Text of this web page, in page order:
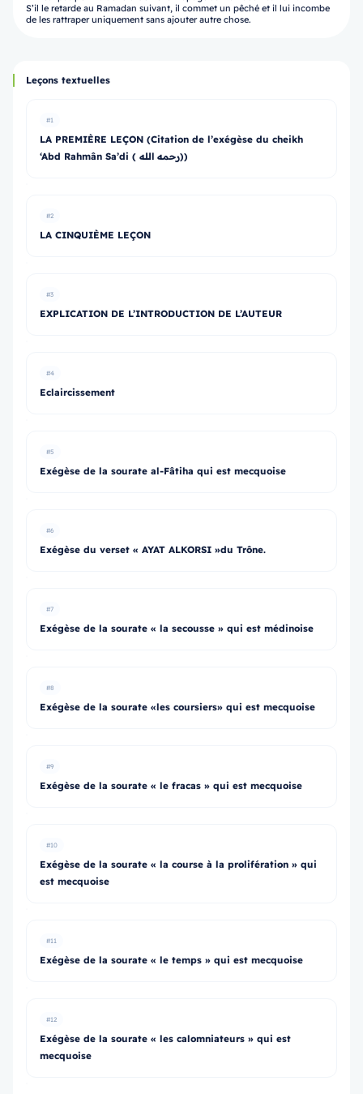
S’il le retarde au Ramadan suivant, il commet un pêché et il lui incombe
de les rattraper uniquement sans ajouter autre chose.
Leçons textuelles
#1
LA PREMIÈRE LEÇON (Citation de l’exégèse du cheikh
‘Abd Rahmân Sa’di ( رحمه الله))
#2
LA CINQUIÈME LEÇON
#3
EXPLICATION DE L’INTRODUCTION DE L’AUTEUR
#4
Eclaircissement
#5
Exégèse de la sourate al-Fâtiha qui est mecquoise
#6
Exégèse du verset « AYAT ALKORSI »du Trône.
#7
Exégèse de la sourate « la secousse » qui est médinoise
#8
Exégèse de la sourate «les coursiers» qui est mecquoise
#9
Exégèse de la sourate « le fracas » qui est mecquoise
#10
Exégèse de la sourate « la course à la prolifération » qui
est mecquoise
#11
Exégèse de la sourate « le temps » qui est mecquoise
#12
Exégèse de la sourate « les calomniateurs » qui est
mecquoise